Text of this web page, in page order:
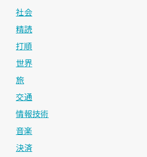
社会
精読
打順
世界
旅
交通
情報技術
音楽
決済